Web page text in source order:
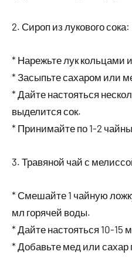
2. Сироп из лукового сока:
* Нарежьте лук кольцами
* Засыпьте сахаром или
* Дайте настояться
выделится сок.
* Принимайте по 1-2
3. Травяной чай с
* Смешайте 1 чайную
мл горячей воды.
* Дайте настояться 10-15
* Добавьте мед или сахар